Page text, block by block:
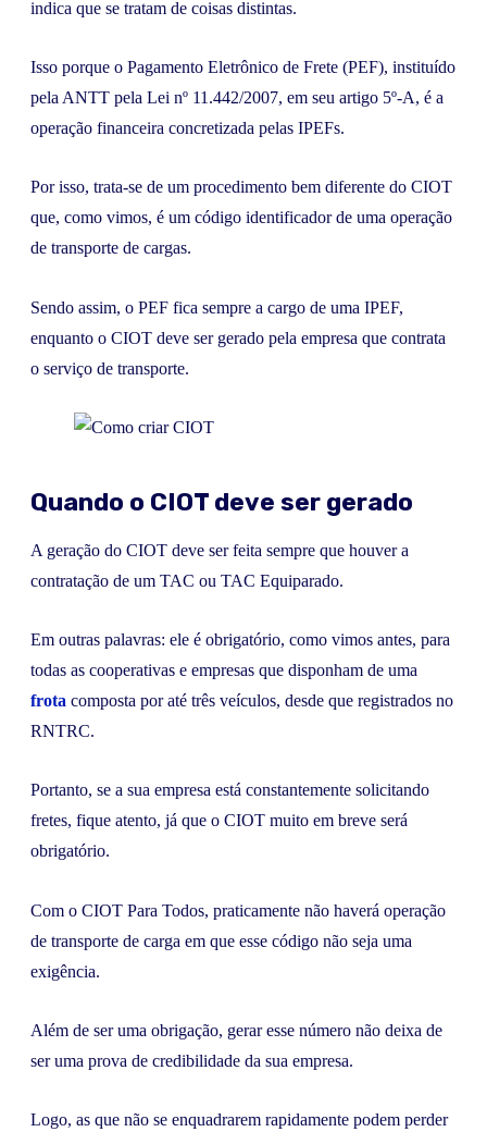
indica que se tratam de coisas distintas.
Isso porque o Pagamento Eletrônico de Frete (PEF), instituído
pela ANTT pela Lei nº 11.442/2007, em seu artigo 5º-A, é a
operação financeira concretizada pelas IPEFs.
Por isso, trata-se de um procedimento bem diferente do CIOT
que, como vimos, é um código identificador de uma operação
de transporte de cargas.
Sendo assim, o PEF fica sempre a cargo de uma IPEF,
enquanto o CIOT deve ser gerado pela empresa que contrata
o serviço de transporte.
Quando o CIOT deve ser gerado
A geração do CIOT deve ser feita sempre que houver a
contratação de um TAC ou TAC Equiparado.
Em outras palavras: ele é obrigatório, como vimos antes, para
todas as cooperativas e empresas que disponham de uma
frota composta por até três veículos, desde que registrados no
RNTRC.
Portanto, se a sua empresa está constantemente solicitando
fretes, fique atento, já que o CIOT muito em breve será
obrigatório.
Com o CIOT Para Todos, praticamente não haverá operação
de transporte de carga em que esse código não seja uma
exigência.
Além de ser uma obrigação, gerar esse número não deixa de
ser uma prova de credibilidade da sua empresa.
Logo, as que não se enquadrarem rapidamente podem perder